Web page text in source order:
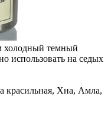
холодный темный
использовать на седых
красильная, Хна, Амла,